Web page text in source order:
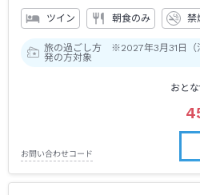
ツイン 朝食のみ 禁
旅の過ごし方 ※2027年3月31日（
発の方対象
おと
お問い合わせコード